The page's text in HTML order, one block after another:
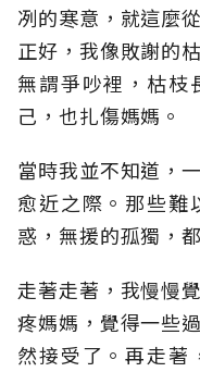
冽的寒意，就這麼
正好，我像敗謝的
無謂爭吵裡，枯枝
己，也扎傷媽媽。
當時我並不知道，
愈近之際。那些難
惑，無援的孤獨，
走著走著，我慢慢
疼媽媽，覺得一些
然接受了。再走著